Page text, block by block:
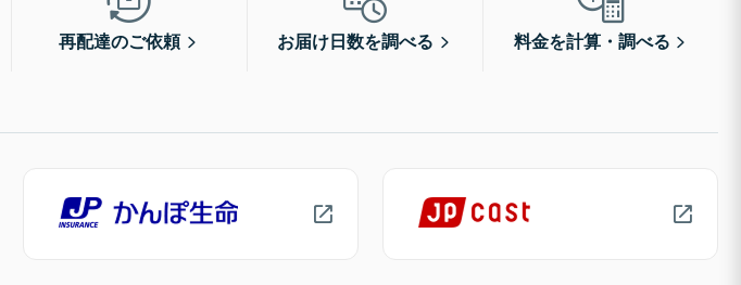
再配達のご依頼 お届け日数を調べる 料金を計算・調べる